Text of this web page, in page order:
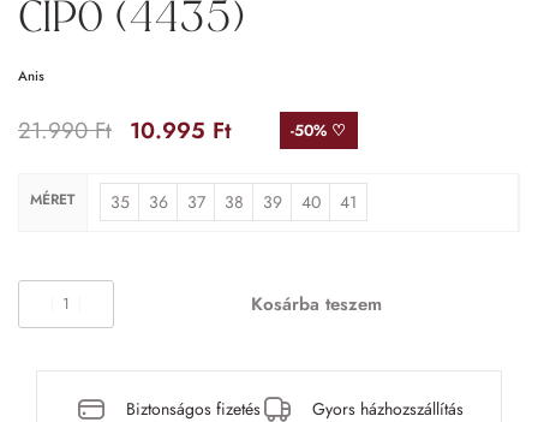
cipő (4435)
Anis
21.990Ft 10.995 Ft -50% ♡
MÉRET 35 36 37 38 39 40 41
Kosárba teszem
Biztonságos fizetés
Gyors házhozszállítás